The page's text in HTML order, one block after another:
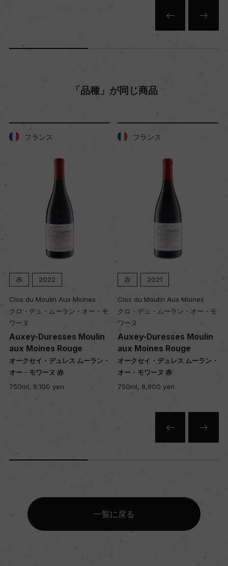
「品種」が同じ商品
フランス
赤 2022
Clos du Moulin Aux Moines
クロ・デュ・ムーラン・オー・モ
ワーヌ
Auxey-Duresses Moulin
aux Moines Rouge
オークセイ・デュレス ムーラン・
オー・モワーヌ 赤
750ml, 9,100 yen
フランス
赤 2021
Clos du Moulin Aux Moines
クロ・デュ・ムーラン・オー・モ
ワーヌ
Auxey-Duresses Moulin
aux Moines Rouge
オークセイ・デュレス ムーラン・
オー・モワーヌ 赤
750ml, 8,800 yen
一覧に戻る